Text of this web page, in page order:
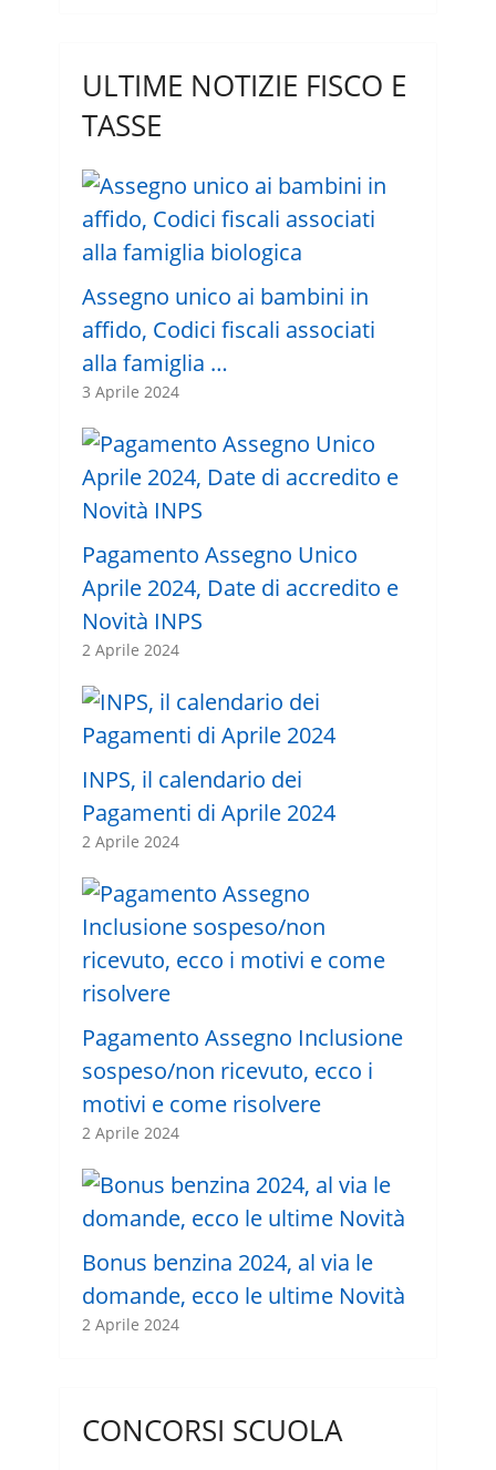
ULTIME NOTIZIE FISCO E
TASSE
Assegno unico ai bambini in
affido, Codici fiscali associati
alla famiglia …
3 Aprile 2024
Pagamento Assegno Unico
Aprile 2024, Date di accredito e
Novità INPS
2 Aprile 2024
INPS, il calendario dei
Pagamenti di Aprile 2024
2 Aprile 2024
Pagamento Assegno Inclusione
sospeso/non ricevuto, ecco i
motivi e come risolvere
2 Aprile 2024
Bonus benzina 2024, al via le
domande, ecco le ultime Novità
2 Aprile 2024
CONCORSI SCUOLA